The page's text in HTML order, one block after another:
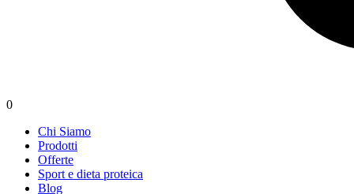
0
Chi Siamo
Prodotti
Offerte
Sport e dieta proteica
Blog